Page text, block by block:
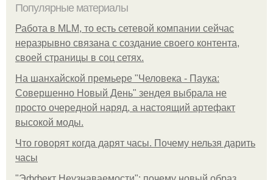
Популярные материалы
Работа в MLM, то есть сетевой компании сейчас
неразрывно связана с создание своего контента,
своей страницы в соц сетях.
На шанхайской премьере "Человека - Паука:
Совершенно Новый День" зендея выбрала не
просто очередной наряд, а настоящий артефакт
высокой моды.
Что говорят когда дарят часы. Почему нельзя дарить
часы